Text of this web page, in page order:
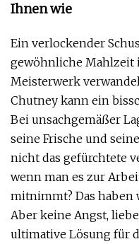
Ihnen wie
Ein verlockender
gewöhnliche Mahlzeit
Meisterwerk
Chutney kann ein
Bei unsachgemäßer
seine Frische und
nicht das gefürchtete
wenn man es zur
mitnimmt? Das haben
Aber keine Angst,
ultimative Lösung für